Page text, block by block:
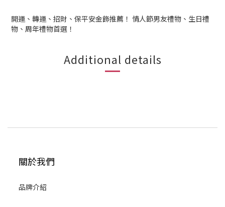
開運、轉運、招財、保平安金飾推薦！ 情人節男友禮物、生日禮
物、周年禮物首選！
Additional details
關於我們
品牌介紹